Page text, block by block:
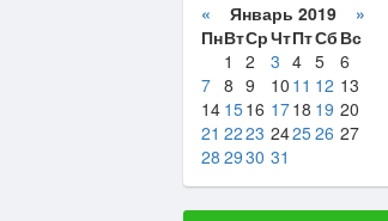
« Январь 2019 »
ПнВтСрЧтПтСб Вс
1
2 3 4 5
6
7 8 9 10 11 12 13
14 1516 1718 19 20
21 2223 242526 27
28 2930 31